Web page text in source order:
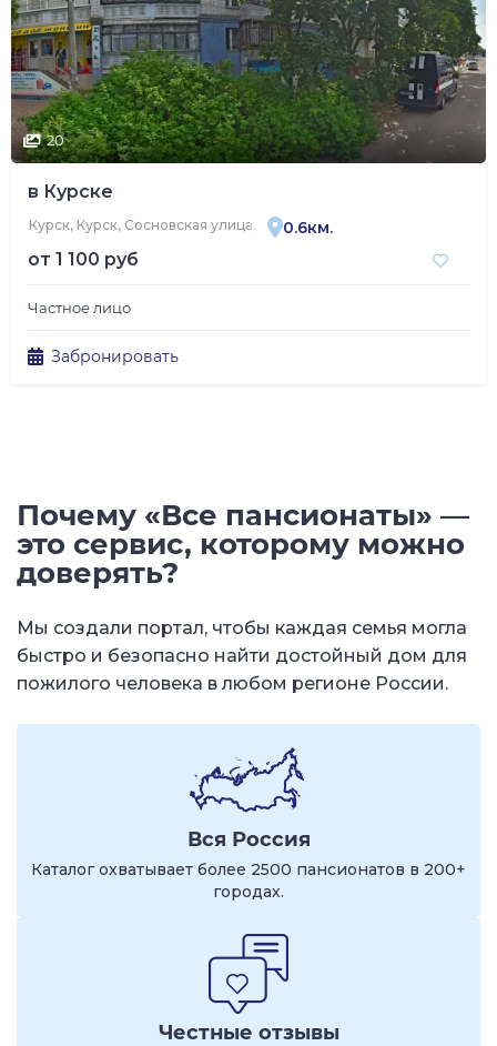
20
в Курске
Курск, Курск, Сосновская улица, 5 0.6км.
от 1 100 руб
Частное лицо
Забронировать
Почему «Все пансионаты» —
это сервис, которому можно
доверять?
Мы создали портал, чтобы каждая семья могла
быстро и безопасно найти достойный дом для
пожилого человека в любом регионе России.
Вся Россия
Каталог охватывает более 2500 пансионатов в 200+
городах.
Честные отзывы